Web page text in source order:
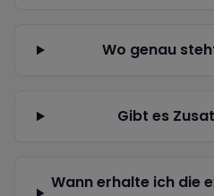
Wo genau
Gibt es
Wann erhalte ich die